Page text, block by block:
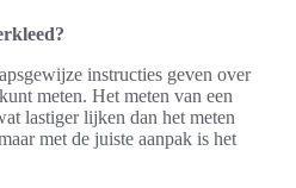
instructies geven over
meten. Het meten van een
lastiger lijken dan het meten
met de juiste aanpak is het